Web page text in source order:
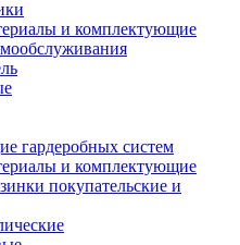
и комплектующие
гардеробных систем
и комплектующие
покупательские и